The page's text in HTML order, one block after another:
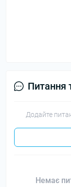
Питання
Додайте
Немає